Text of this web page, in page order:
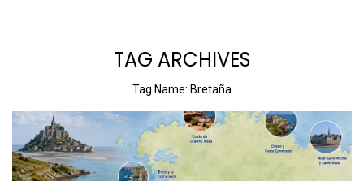
TAG ARCHIVES
Tag Name: Bretaña